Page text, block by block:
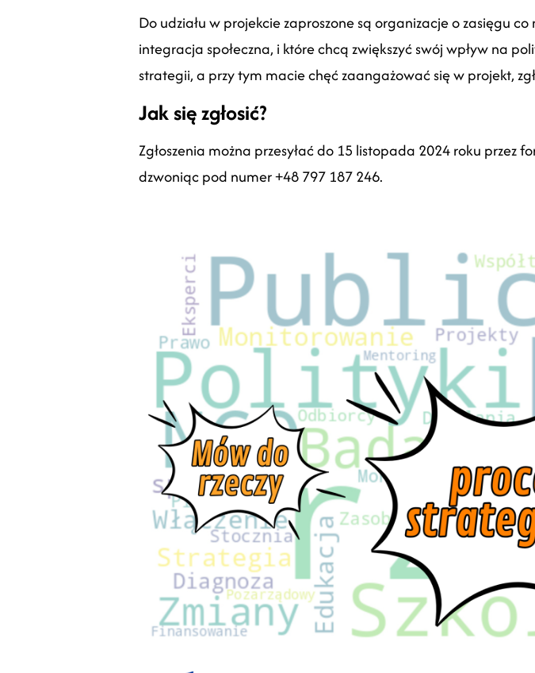
Do udziału w projekcie zaproszone są organizacje o zasięgu
integracja społeczna, i które chcą zwiększyć swój wpływ na
strategii, a przy tym macie chęć zaangażować się w projekt,
Jak się zgłosić?
Zgłoszenia można przesyłać do 15 listopada 2024 roku przez
dzwoniąc pod numer +48 797 187 246.